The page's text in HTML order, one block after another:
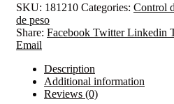
SKU: 181210 Categories: Control
de peso
Share: Facebook Twitter Linkedin
Email
Description
Additional information
Reviews (0)